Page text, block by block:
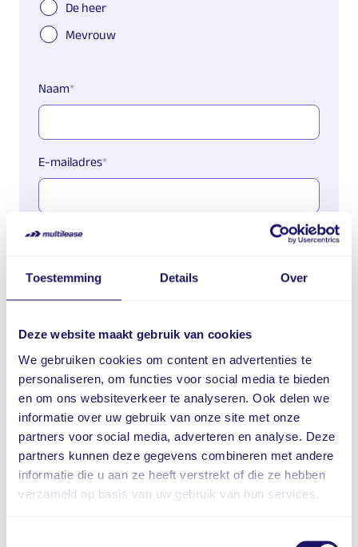
Toestemming Details Over
Deze website maakt gebruik van cookies
We gebruiken cookies om content en advertenties te
personaliseren, om functies voor social media te bieden
en om ons websiteverkeer te analyseren. Ook delen we
informatie over uw gebruik van onze site met onze
partners voor social media, adverteren en analyse. Deze
partners kunnen deze gegevens combineren met andere
informatie die u aan ze heeft verstrekt of die ze hebben
verzameld op basis van uw gebruik van hun services.
De heer
Mevrouw
Naam
E-mailadres
Telefoonnummer